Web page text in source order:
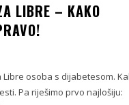
LIBRE – KAKO
osoba s dijabetesom.
Pa riješimo prvo najlošiju: